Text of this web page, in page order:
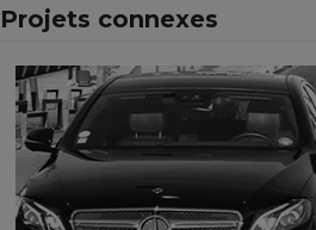
Projets connexes